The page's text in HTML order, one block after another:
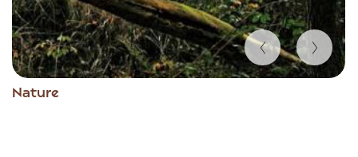
Nature
Item